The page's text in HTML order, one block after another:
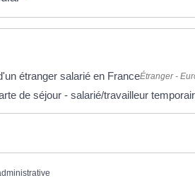
étranger salarié en FranceÉtranger -
de séjour - salarié/travailleur